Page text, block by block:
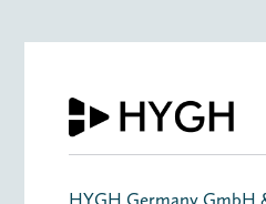
HYGH Germany GmbH